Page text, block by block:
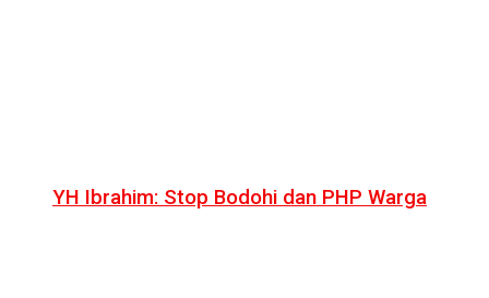
YH Ibrahim: Stop Bodohi dan PHP Warga